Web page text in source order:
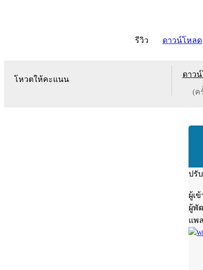
รีวิว ดาวน์โหลด
โหวตให้คะแนน
ดาว
(ค
ปรั
ผู้เ
ผู้พั
แพ